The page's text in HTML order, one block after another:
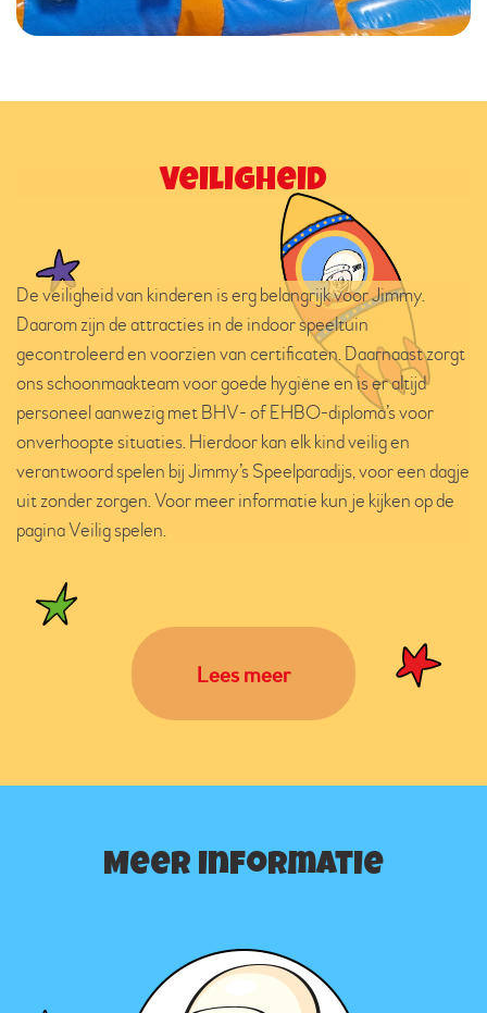
Veiligheid
De veiligheid van kinderen is erg belangrijk voor Jimmy.
Daarom zijn de attracties in de indoor speeltuin
gecontroleerd en voorzien van certificaten. Daarnaast zorgt
ons schoonmaakteam voor goede hygiëne en is er altijd
personeel aanwezig met BHV- of EHBO-diploma’s voor
onverhoopte situaties. Hierdoor kan elk kind veilig en
verantwoord spelen bij Jimmy’s Speelparadijs, voor een dagje
uit zonder zorgen. Voor meer informatie kun je kijken op de
pagina Veilig spelen.
Lees meer
Meer informatie